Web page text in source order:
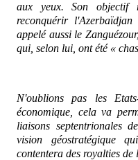
aux yeux. Son objectif
reconquérir
appelé aussi le
qui, selon lui, ont été «
N'oublions pas les
économique, cela va
liaisons septentrionales
vision géostratégique
contentera des royalties